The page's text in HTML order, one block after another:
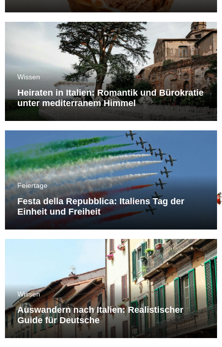
Wissen
Heiraten in Italien: Romantik und Bürokratie
unter mediterranem Himmel
Feiertage
Festa della Repubblica: Italiens Tag der
Einheit und Freiheit
Wissen
Auswandern nach Italien: Realistischer
Guide für Deutsche